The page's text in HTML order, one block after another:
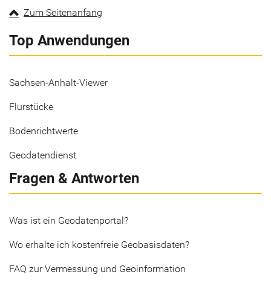
Zum Seitenanfang
Top Anwendungen
Sachsen-Anhalt-Viewer
Flurstücke
Bodenrichtwerte
Geodatendienst
Fragen & Antworten
Was ist ein Geodatenportal?
Wo erhalte ich kostenfreie Geobasisdaten?
FAQ zur Vermessung und Geoinformation